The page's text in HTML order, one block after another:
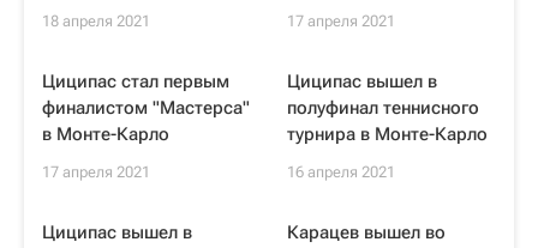
18 апреля 2021 17 апреля 2021
Циципас стал первым
финалистом "Мастерса"
в Монте-Карло
17 апреля 2021
Циципас вышел в
полуфинал теннисного
турнира в Монте-Карло
16 апреля 2021
Циципас вышел в
Карацев вышел во